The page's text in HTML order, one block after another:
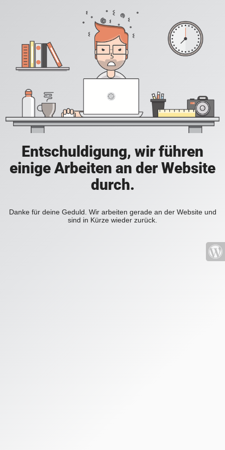
Entschuldigung, wir führen
einige Arbeiten an der Website
durch.
Danke für deine Geduld. Wir arbeiten gerade an der Website und
sind in Kürze wieder zurück.